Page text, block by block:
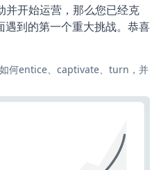
开始运营，那么您已经克
到的第一个重大挑战。恭喜
何entice、captivate、turn，并